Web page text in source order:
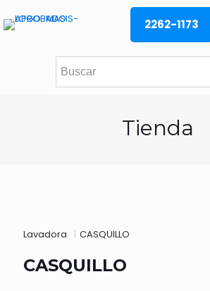
2262-1173
Tienda
Lavadora | CASQUILLO
CASQUILLO